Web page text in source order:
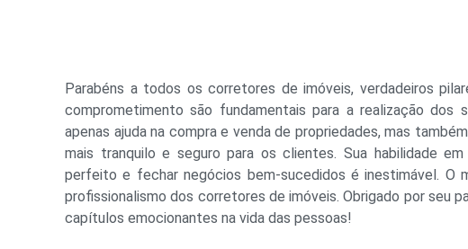
Parabéns a todos os corretores de imóveis, verdadeiros
comprometimento são fundamentais para a realização
apenas ajuda na compra e venda de propriedades, mas
mais tranquilo e seguro para os clientes. Sua habilidade
perfeito e fechar negócios bem-sucedidos é inestimável. O
profissionalismo dos corretores de imóveis. Obrigado por seu
capítulos emocionantes na vida das pessoas!